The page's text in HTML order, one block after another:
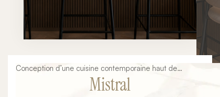
Conception d’une cuisine contemporaine haut de
gamme mêlant lignes minimalistes, matières naturelles,
éclairages architecturaux et finitions premium. Un projet
Mistral